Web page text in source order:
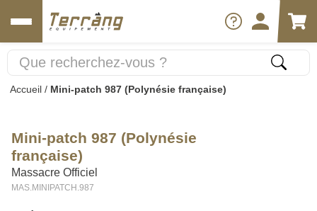
Accueil / Mini-patch 987 (Polynésie française)
Mini-patch 987 (Polynésie
française)
Massacre Officiel
MAS.MINIPATCH.987